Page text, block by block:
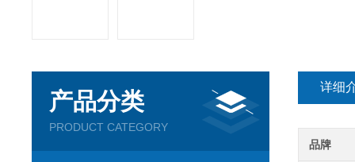
详细
品牌
产品分类
PRODUCT CATEGORY